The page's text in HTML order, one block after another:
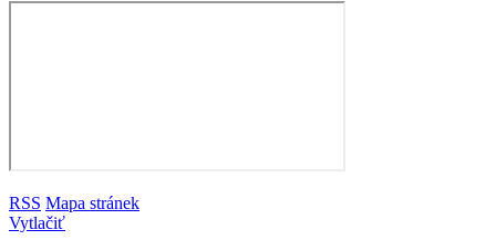
RSS Mapa stránek
Vytlačiť